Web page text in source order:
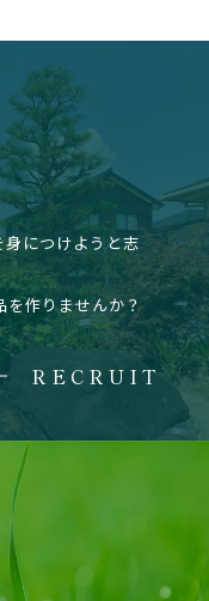
につけようと志
を作りませんか？
RECRUIT